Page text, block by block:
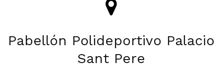
Pabellón Polideportivo Palacio
Sant Pere